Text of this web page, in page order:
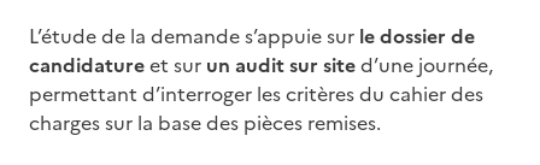
L’étude de la demande s’appuie sur le dossier de
candidatureet sur un audit sur sited’une journée,
permettant d’interroger les critères du cahier des
charges sur la base des pièces remises.